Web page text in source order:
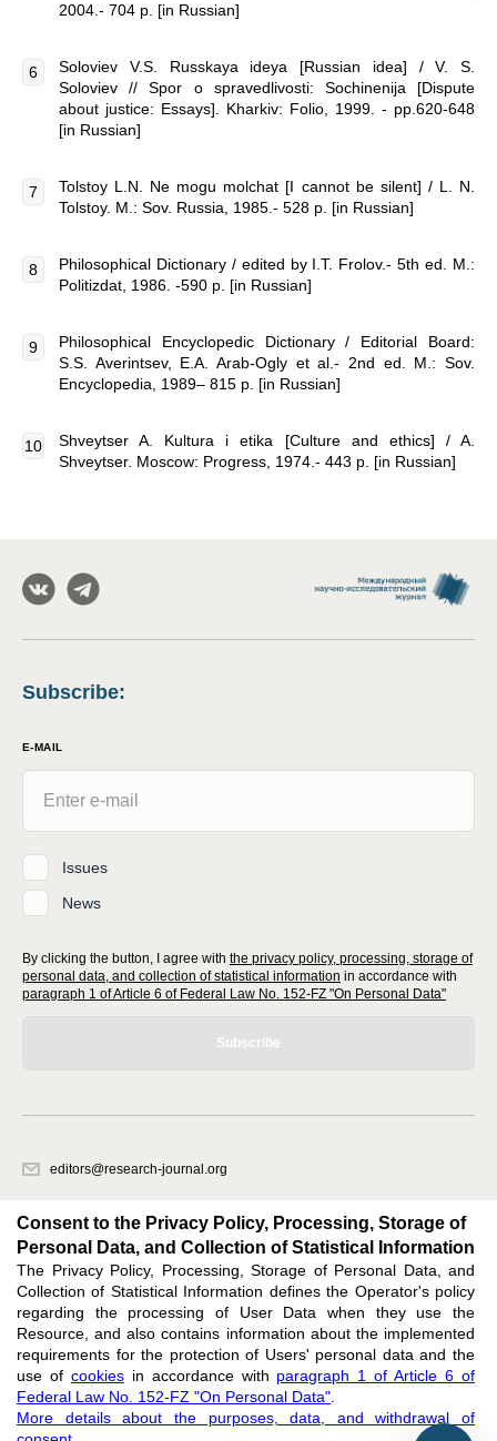
2004.- 704 p. [in Russian]
Soloviev V.S. Russkaya ideya [Russian idea] / V. S.
Soloviev // Spor o spravedlivosti: Sochinenija [Dispute
about justice: Essays]. Kharkiv: Folio, 1999. - pp.620-648
[in Russian]
Tolstoy L.N. Ne mogu molchat [I cannot be silent] / L. N.
Tolstoy. M.: Sov. Russia, 1985.- 528 p. [in Russian]
Philosophical Dictionary / edited by I.T. Frolov.- 5th ed. M.:
Politizdat, 1986. -590 p. [in Russian]
Philosophical Encyclopedic Dictionary / Editorial Board:
S.S. Averintsev, E.A. Arab-Ogly et al.- 2nd ed. M.: Sov.
Encyclopedia, 1989– 815 p. [in Russian]
Shveytser A. Kultura i etika [Culture and ethics] / A.
Shveytser. Moscow: Progress, 1974.- 443 p. [in Russian]
Subscribe:
E-MAIL
Issues
News
By clicking the button, I agree with the privacy policy, processing, storage of
personal data, and collection of statistical information in accordance with
paragraph 1 of Article 6 of Federal Law No. 152-FZ "On Personal Data"
Subscribe
editors@research-journal.org
office 1
Feedback
Support: editors@research-journal.org
ISSN 2227-6017 (ONLINE),ISSN 2303-9868 (PRINT),DOI: 10.60797/IRJ.2227-6017,
Consent to the Privacy Policy, Processing, Storage of
Personal Data, and Collection of Statistical Information
The Privacy Policy, Processing, Storage of Personal Data, and
Collection of Statistical Information defines the Operator's policy
regarding the processing of User Data when they use the
Resource, and also contains information about the implemented
requirements for the protection of Users' personal data and the
use of cookiesin accordance with paragraph 1 of Article 6 of
Federal Law No. 152-FZ "On Personal Data"
More details about the purposes, data, and withdrawal of